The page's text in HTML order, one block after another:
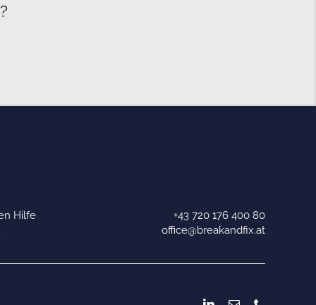
Hilfe
+43 720 176 400 80
office@breakandfix.at